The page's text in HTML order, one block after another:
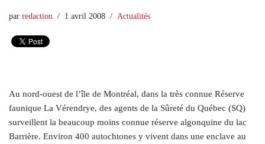
par redaction 1 avril 2008 Actualités
Au nord-ouest de l’île de Montréal, dans la très connue Réserve
faunique La Vérendrye, des agents de la Sûreté du Québec (SQ)
surveillent la beaucoup moins connue réserve algonquine du lac
Barrière. Environ 400 autochtones y vivent dans une enclave au